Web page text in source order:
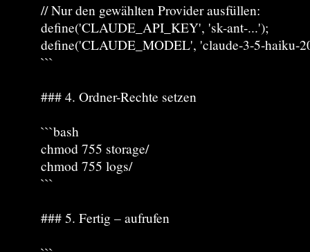
// Nur den gewählten Provider ausfüllen:
define('CLAUDE_API_KEY', 'sk-ant-...');
define('CLAUDE_MODEL', 'claude-3-5-haiku-
```
### 4. Ordner-Rechte setzen
```bash
chmod 755 storage/
chmod 755 logs/
```
### 5. Fertig – aufrufen